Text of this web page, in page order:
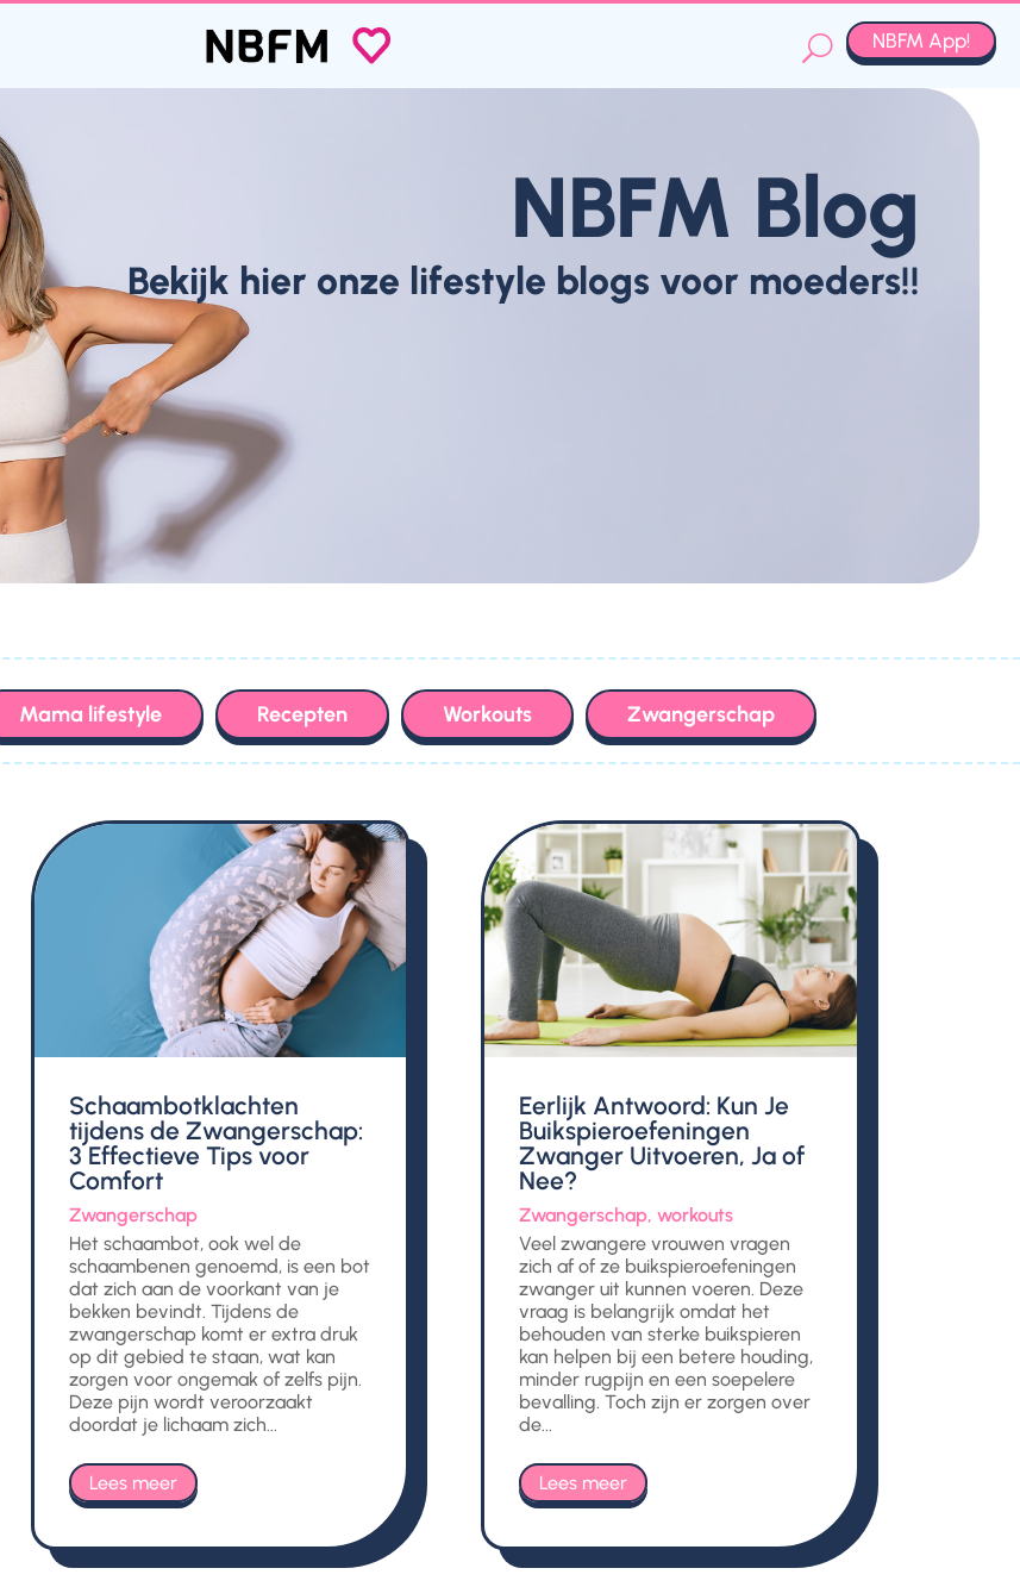
NBFM App!
NBFM Blog
Bekijk hier onze lifestyle blogs voor moeders!!
Mama lifestyle Recepten Workouts Zwangerschap
Schaambotklachten
tijdens de Zwangerschap:
3 Effectieve Tips voor
Comfort
Zwangerschap
Het schaambot, ook wel de
schaambenen genoemd, is een bot
dat zich aan de voorkant van je
bekken bevindt. Tijdens de
zwangerschap komt er extra druk
op dit gebied te staan, wat kan
zorgen voor ongemak of zelfs pijn.
Deze pijn wordt veroorzaakt
doordat je lichaam zich...
Lees meer
Eerlijk Antwoord: Kun Je
Buikspieroefeningen
Zwanger Uitvoeren, Ja of
Nee?
Zwangerschap, workouts
Veel zwangere vrouwen vragen
zich af of ze buikspieroefeningen
zwanger uit kunnen voeren. Deze
vraag is belangrijk omdat het
behouden van sterke buikspieren
kan helpen bij een betere houding,
minder rugpijn en een soepelere
bevalling. Toch zijn er zorgen over
de...
Lees meer